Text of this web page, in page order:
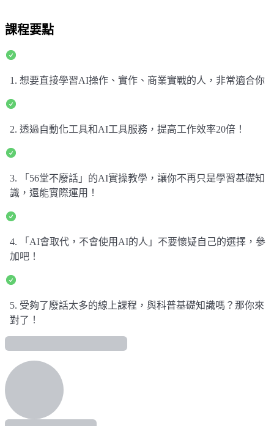
課程要點
1. 想要直接學習AI操作、實作、商業實戰的人，非常適合你
2. 透過自動化工具和AI工具服務，提高工作效率20倍！
3. 「56堂不廢話」的AI實操教學，讓你不再只是學習基礎知
識，還能實際運用！
4. 「AI會取代，不會使用AI的人」不要懷疑自己的選擇，參
加吧！
5. 受夠了廢話太多的線上課程，與科普基礎知識嗎？那你來
對了！